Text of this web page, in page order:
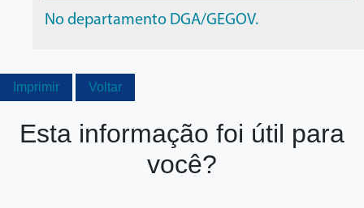
No departamento DGA/GEGOV.
Imprimir Voltar
Esta informação foi útil para
você?